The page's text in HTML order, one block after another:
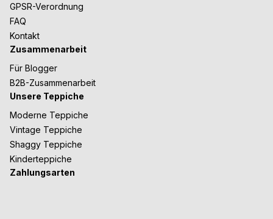
GPSR-Verordnung
FAQ
Kontakt
Zusammenarbeit
Für Blogger
B2B-Zusammenarbeit
Unsere Teppiche
Moderne Teppiche
Vintage Teppiche
Shaggy Teppiche
Kinderteppiche
Zahlungsarten